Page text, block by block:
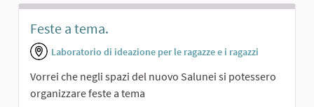
Feste a tema.
Laboratorio di ideazione per le ragazze e i ragazzi
Vorrei che negli spazi del nuovo Salunei si potessero
organizzare feste a tema